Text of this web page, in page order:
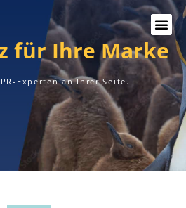
für Ihre Marke
Experten an Ihrer Seite.